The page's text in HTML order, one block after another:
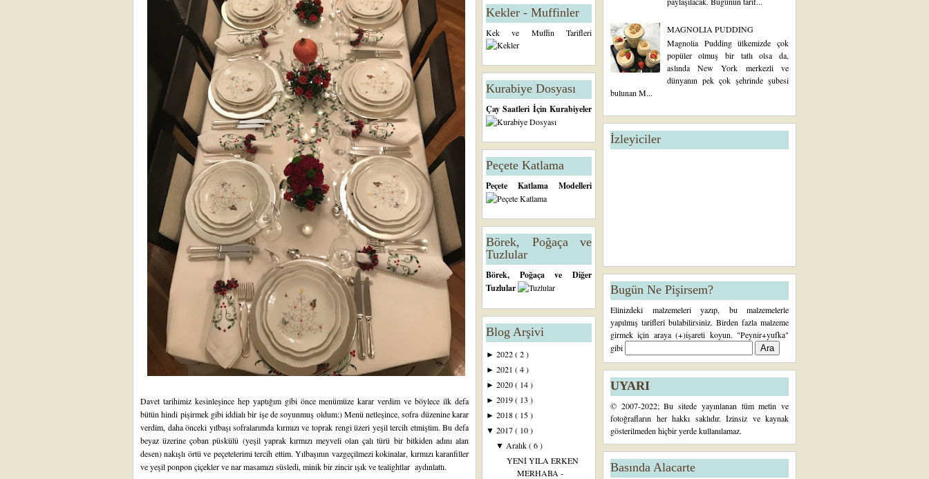
Davet tarihimiz kesinleşince hep yaptığım gibi önce menümüze karar verdim ve böylece ilk defa
bütün hindi pişirmek gibi iddialı bir işe de soyunmuş oldum:) Menü netleşince, sofra düzenine karar
verdim, daha önceki yılbaşı sofralarımda kırmızı ve toprak rengi üzeri yeşil tercih etmiştim. Bu defa
beyaz üzerine çoban püskülü (yeşil yaprak kırmızı meyveli olan çalı türü bir bitkiden adını alan
desen) nakışlı örtü ve peçetelerimi tercih ettim. Yılbaşının vazgeçilmezi kokinalar, kırmızı karanfiller
ve yeşil ponpon çiçekler ve nar masamızı süsledi, minik bir zincir ışık ve tealightlar aydınlattı.
Kekler - Muffinler
Kek ve Muffin Tarifleri
Kurabiye Dosyası
Çay Saatleri İçin Kurabiyeler
Peçete Katlama
Peçete Katlama Modelleri
Börek, Poğaça ve
Tuzlular
Börek, Poğaça ve Diğer
Tuzlular
Blog Arşivi
► 2022( 2 )
► 2021 ( 4 )
► 2020( 14 )
► 2019( 13 )
► 2018( 15 )
▼ 2017( 10 )
▼Aralık( 6 )
YENİ YILA ERKEN
MERHABA -
MAGNOLIA PUDDING
Magnolia Pudding ülkemizde çok
popüler olmuş bir tatlı olsa da,
aslında New York merkezli ve
dünyanın pek çok şehrinde şubesi
bulunan M...
İzleyiciler
Bugün Ne Pişirsem?
Elinizdeki malzemeleri yazıp, bu malzemelerle
yapılmış tarifleri bulabilirsiniz. Birden fazla malzeme
girmek için araya (+)işareti koyun. "Peynir+yufka"
gibi
UYARI
© 2007-2022; Bu sitede yayınlanan tüm metin ve
fotoğrafların her hakkı saklıdır. İzinsiz ve kaynak
gösterilmeden hiçbir yerde kullanılamaz.
Basında Alacarte